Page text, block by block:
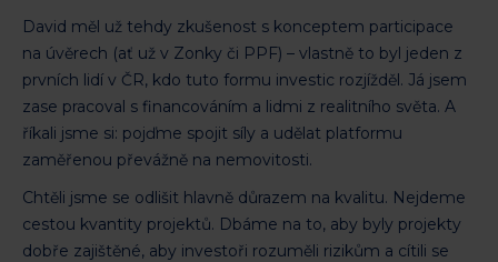
David měl už tehdy zkušenost s konceptem participace
na úvěrech (ať už v Zonky či PPF) – vlastně to byl jeden z
prvních lidí v ČR, kdo tuto formu investic rozjížděl. Já jsem
zase pracoval s financováním a lidmi z realitního světa. A
říkali jsme si: pojďme spojit síly a udělat platformu
zaměřenou převážně na nemovitosti.
Chtěli jsme se odlišit hlavně důrazem na kvalitu. Nejdeme
cestou kvantity projektů. Dbáme na to, aby byly projekty
dobře zajištěné, aby investoři rozuměli rizikům a cítili se